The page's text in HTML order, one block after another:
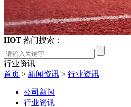
HOT 热门搜索：
行业资讯
首页 > 新闻资讯 > 行业资讯
公司新闻
行业资讯